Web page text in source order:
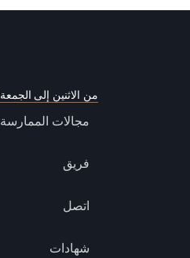
من الاثنين إلى الجمعة
مجالات الممارسة
فريق
اتصل
شهادات